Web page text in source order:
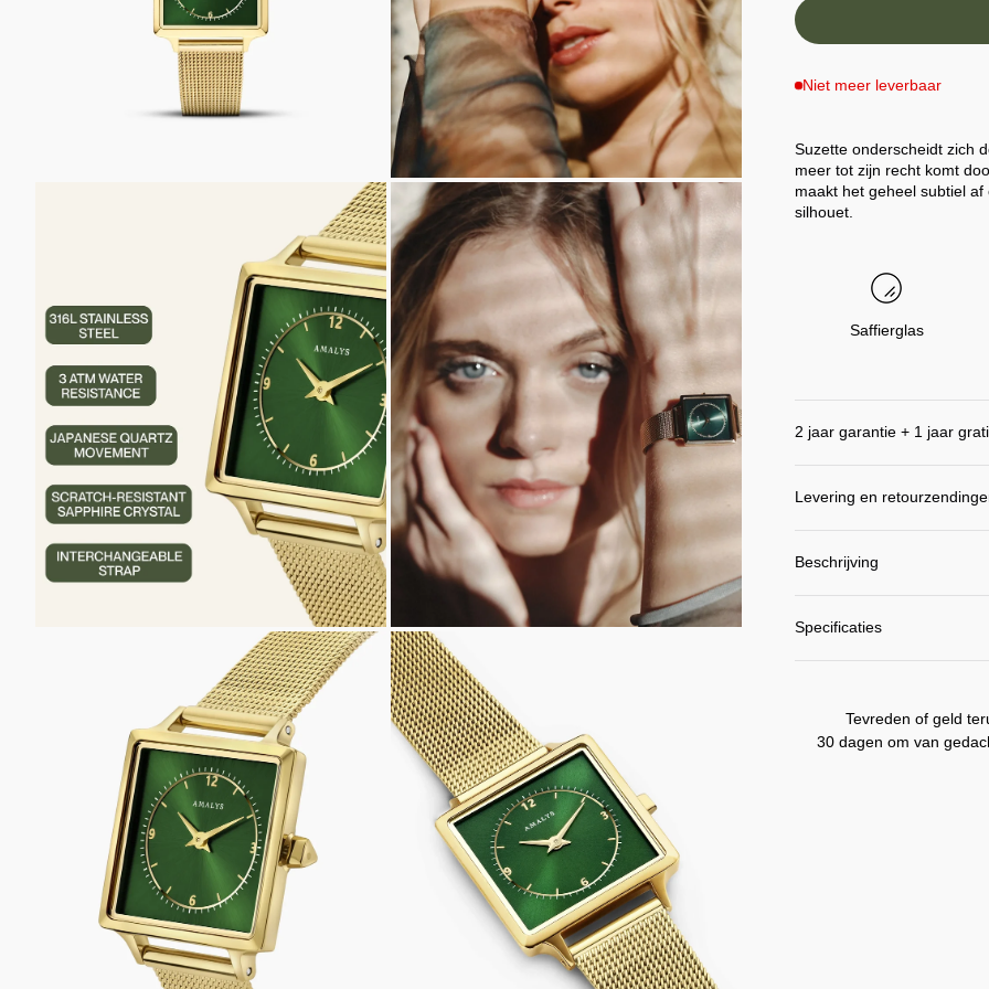
INZOOMEN
OP
AFBEELDING
INZOOMEN
OP
DE
AFBEELDING
Niet meer leverbaar
Suzette onderscheidt zich
meer tot zijn recht komt
maakt het geheel subtiel
silhouet.
Saffierglas
2 jaar garantie + 1 jaar
Levering en
Beschrijving
Specificaties
Tevreden of geld
30 dagen om van